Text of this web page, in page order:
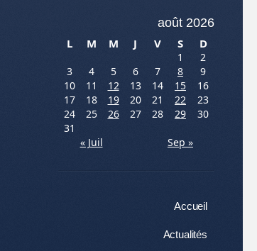
août 2026
L
M M J V S D
1
2
3
4 5 6 7 8
9
10
11 12 13 14 15
16
17
18 19 20 21 22
23
24
25 26 27 28 29
30
31
« Juil
Sep »
Accueil
Actualités